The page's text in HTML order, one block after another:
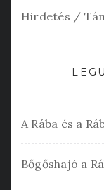
Hirdetés /
A Rába és a
Bőgőshajó a